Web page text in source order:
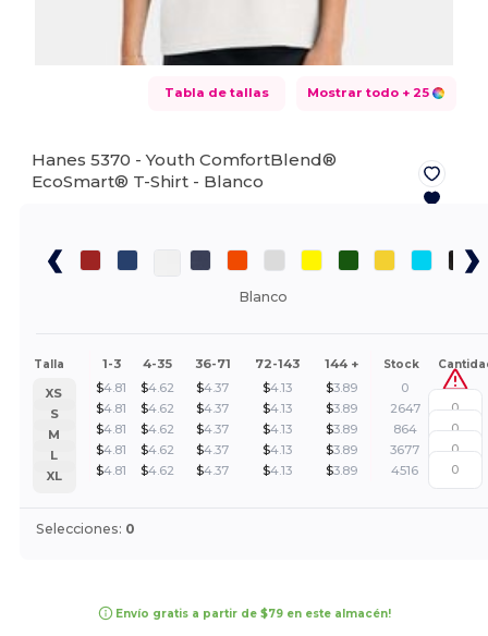
Tabla de tallas Mostrar todo + 25
Hanes 5370 - Youth ComfortBlend®
EcoSmart® T-Shirt - Blanco
Blanco
Talla 1-3 4-35 36-71 72-143 144 + Stock
XS $4.81 $4.62 $4.37 $4.13 $3.89
0
S
$4.81 $4.62 $4.37 $4.13 $3.89
2647
M
$4.81 $4.62 $4.37 $4.13 $3.89
864
L
$4.81 $4.62 $4.37 $4.13 $3.89
3677
XL
$4.81 $4.62 $4.37 $4.13 $3.89 4516
Selecciones: 0
Envío gratis a partir de $79 en este almacén!